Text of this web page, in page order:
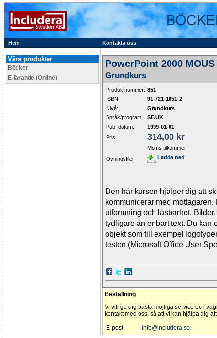
Hem Kontakta oss
Våra produkter
Böcker
E-lärande (Online)
PowerPoint 2000
Grundkurs
Produktnummer: 851
ISBN:
91-721-1851-2
Nivå:
Grundkurs
Språk/program:
SE/UK
Pub. datum:
1999-01-01
Pris:
314,00 kr
Moms tilkommer
Övningsfiler:
Ladda ned
Den här kursen hjälper dig att
kommunicerar med
utformning och läsbarhet.
tydligare än enbart text. Du kan
objekt som till exempel
testen (Microsoft Office User
Beställning
Vi vill ge dig bästa möjliga service och
kontakt med oss, så att vi kan hjälpa dig
E-post: info@includera.se